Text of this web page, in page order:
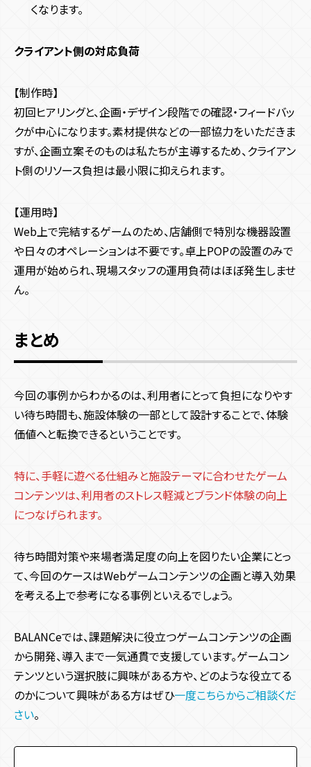
くなります。
クライアント側の対応負荷
【制作時】
初回ヒアリングと、企画・デザイン段階での確認・フィードバッ
クが中心になります。素材提供などの一部協力をいただきま
すが、企画立案そのものは私たちが主導するため、クライアン
ト側のリソース負担は最小限に抑えられます。
【運用時】
Web上で完結するゲームのため、店舗側で特別な機器設置
や日々のオペレーションは不要です。卓上POPの設置のみで
運用が始められ、現場スタッフの運用負荷はほぼ発生しませ
ん。
まとめ
今回の事例からわかるのは、利用者にとって負担になりやす
い待ち時間も、施設体験の一部として設計することで、体験
価値へと転換できるということです。
特に、手軽に遊べる仕組みと施設テーマに合わせたゲーム
コンテンツは、利用者のストレス軽減とブランド体験の向上
につなげられます。
待ち時間対策や来場者満足度の向上を図りたい企業にとっ
て、今回のケースはWebゲームコンテンツの企画と導入効果
を考える上で参考になる事例といえるでしょう。
BALANCeでは、課題解決に役立つゲームコンテンツの企画
から開発、導入まで一気通貫で支援しています。ゲームコン
テンツという選択肢に興味がある方や、どのような役立てる
のかについて興味がある方はぜひ一度こちらからご相談くだ
さい。